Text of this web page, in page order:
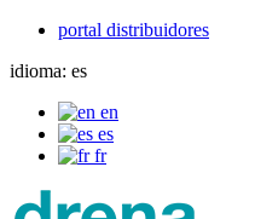
portal distribuidores
idioma: es
en
es
fr